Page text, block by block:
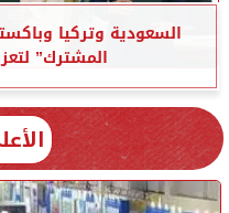
السعودية وتركيا
المشترك”